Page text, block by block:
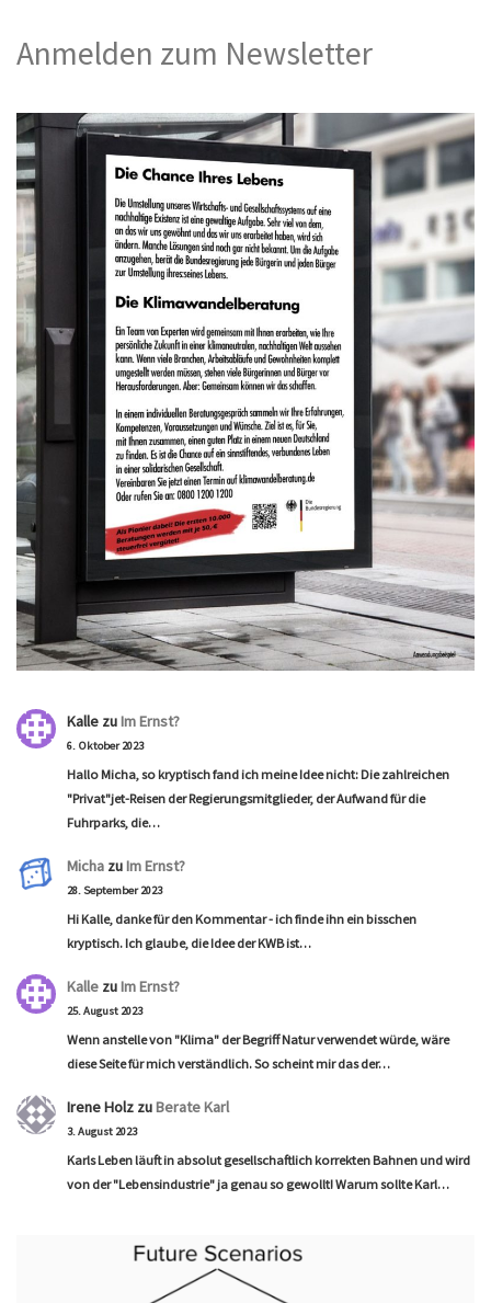
Anmelden zum Newsletter
Kalle zuIm Ernst?
6. Oktober 2023
Hallo Micha, so kryptisch fand ich meine Idee nicht: Die zahlreichen
"Privat"jet-Reisen der Regierungsmitglieder, der Aufwand für die
Fuhrparks, die…
Micha zuIm Ernst?
28. September 2023
Hi Kalle, danke für den Kommentar - ich finde ihn ein bisschen
kryptisch. Ich glaube, die Idee der KWB ist…
Kalle zuIm Ernst?
25. August 2023
Wenn anstelle von "Klima" der Begriff Natur verwendet würde, wäre
diese Seite für mich verständlich. So scheint mir das der…
Irene Holz zuBerate Karl
3. August 2023
Karls Leben läuft in absolut gesellschaftlich korrekten Bahnen und wird
von der "Lebensindustrie" ja genau so gewollt! Warum sollte Karl…